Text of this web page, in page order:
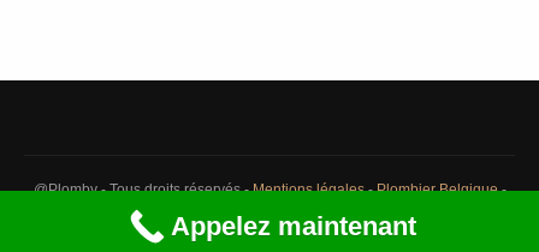
@Plomby - Tous droits réservés -Mentions légales-Plombier Belgique-
Débouchage Belgique
Appelez maintenant